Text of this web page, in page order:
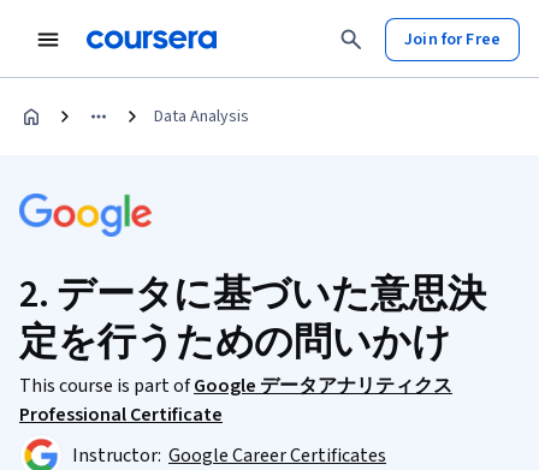
Join for Free
Data Analysis
2. データに基づいた意思決
定を行うための問いかけ
This course is part ofGoogle データアナリティクス
Professional Certificate
Instructor: Google Career Certificates